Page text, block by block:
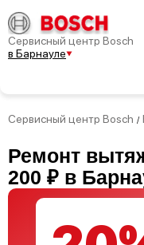
Сервисный центр Bosch
в Барнауле
Сервисный центр Bosch /
Ремонт
200 ₽ в